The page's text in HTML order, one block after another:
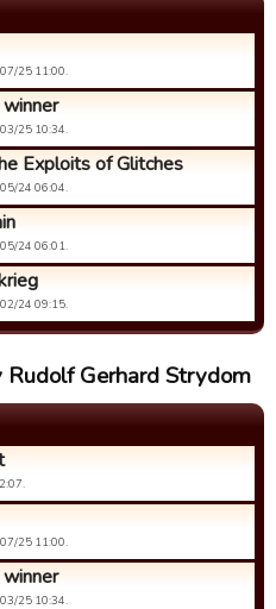
25 11:00.
25 10:34.
Exploits of Glitches
24 06:04.
24 06:01.
24 09:15.
Gerhard Strydom
25 11:00.
25 10:34.